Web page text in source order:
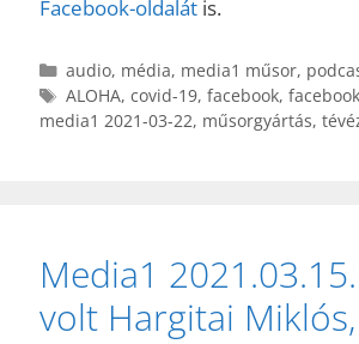
Facebook-oldalát is.
Kategória
audio, média, media1 műsor,
Címkék
ALOHA, covid-19, facebook,
media1 2021-03-22, műsorgyártás,
Media1
volt Hargitai